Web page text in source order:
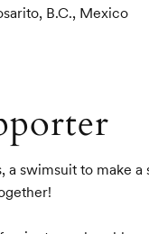
B.C., Mexico
swimsuit to make a